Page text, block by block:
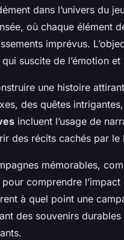
dans l’univers du
où chaque élément
imprévus.
suscite de l’émotion et
une histoire
des quêtes
incluent l’usage de
des récits cachés par le
mémorables,
comprendre
à quel point une
des souvenirs